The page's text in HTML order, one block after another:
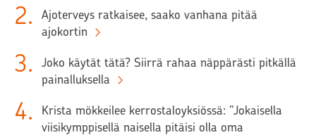
2.
Ajoterveys ratkaisee, saako vanhana pitää
ajokortin
3.
Joko käytät tätä? Siirrä rahaa näppärästi pitkällä
painalluksella
4.
Krista mökkeilee kerrostaloyksiössä: ”Jokaisella
viisikymppisellä naisella pitäisi olla oma